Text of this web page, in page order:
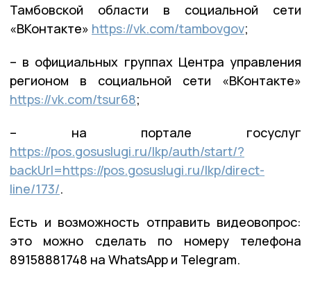
Тамбовской области в социальной сети
«ВКонтакте» https://vk.com/tambovgov;
– в официальных группах Центра управления
регионом в социальной сети «ВКонтакте»
https://vk.com/tsur68;
– на портале госуслуг
https://pos.gosuslugi.ru/lkp/auth/start/?
backUrl=https://pos.gosuslugi.ru/lkp/direct-
line/173/.
Есть и возможность отправить видеовопрос:
это можно сделать по номеру телефона
89158881748 на WhatsApp и Telegram.